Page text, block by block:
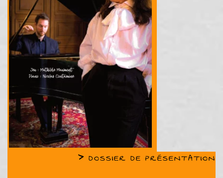
> DOSSIER DE PRÉSENTATION